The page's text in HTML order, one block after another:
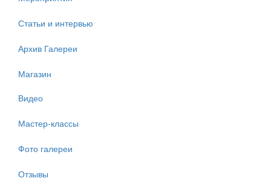
Статьи и интервью
Архив Галереи
Магазин
Видео
Мастер-классы
Фото галереи
Отзывы